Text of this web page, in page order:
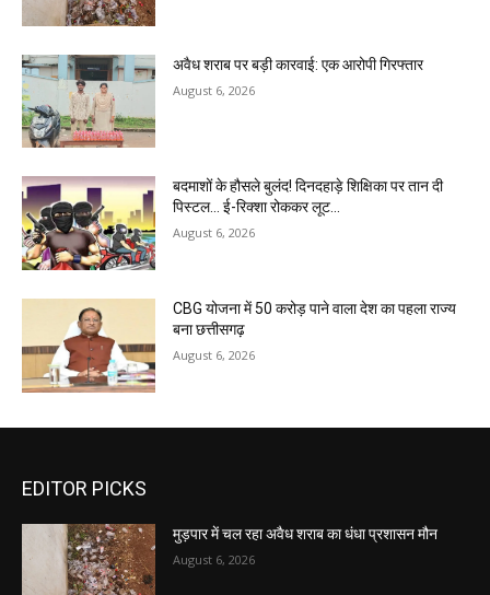
अवैध शराब पर बड़ी कारवाई: एक आरोपी गिरफ्तार
August 6, 2026
बदमाशों के हौसले बुलंद! दिनदहाड़े शिक्षिका पर तान दी
पिस्टल… ई-रिक्शा रोककर लूट…
August 6, 2026
CBG योजना में 50 करोड़ पाने वाला देश का पहला राज्य
बना छत्तीसगढ़
August 6, 2026
EDITOR PICKS
मुड़पार में चल रहा अवैध शराब का धंधा प्रशासन मौन
August 6, 2026